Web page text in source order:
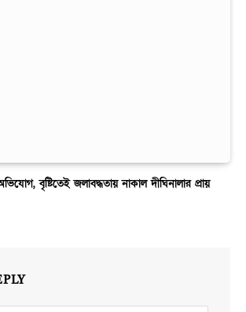
বৃষ্টিতেই জলাবদ্ধতায় নাকাল দীঘিনালার প্রায়